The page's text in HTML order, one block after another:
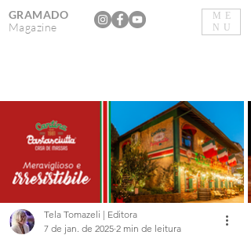
ME
NU
GRAMADO
Magazine
Tela Tomazeli | Editora
7 de jan. de 2025 2 min de leitura